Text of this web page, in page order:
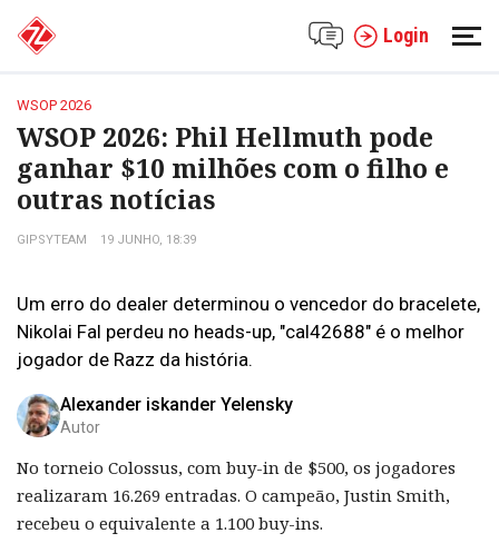
Login
WSOP 2026
WSOP 2026: Phil Hellmuth pode
ganhar $10 milhões com o filho e
outras notícias
GIPSYTEAM 19 JUNHO, 18:39
Um erro do dealer determinou o vencedor do bracelete,
Nikolai Fal perdeu no heads-up, "cal42688" é o melhor
jogador de Razz da história.
Alexander iskander Yelensky
Autor
No torneio Colossus, com buy-in de $500, os jogadores
realizaram 16.269 entradas. O campeão, Justin Smith,
recebeu o equivalente a 1.100 buy-ins.